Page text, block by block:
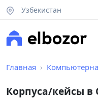
Узбекистан
Главная
Корпуса/кейсы в